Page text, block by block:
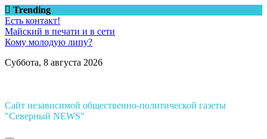
Перейти
к
содержимому
Trending
Есть контакт!
Майский в печати и в сети
Кому молодую липу?
Суббота, 8 августа 2026
Сайт независимой общественно-политической газеты
"Северный NEWS"